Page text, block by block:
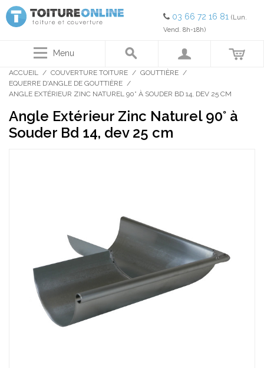
03 66 72 16 81 (Lun.
Vend. 8h-18h)
Menu
ACCUEIL / COUVERTURE TOITURE / GOUTTIÈRE /
EQUERRE D'ANGLE DE GOUTTIÈRE /
ANGLE EXTÉRIEUR ZINC NATUREL 90° À SOUDER BD 14, DEV 25 CM
Angle Extérieur Zinc Naturel 90° à
Souder Bd 14, dev 25 cm